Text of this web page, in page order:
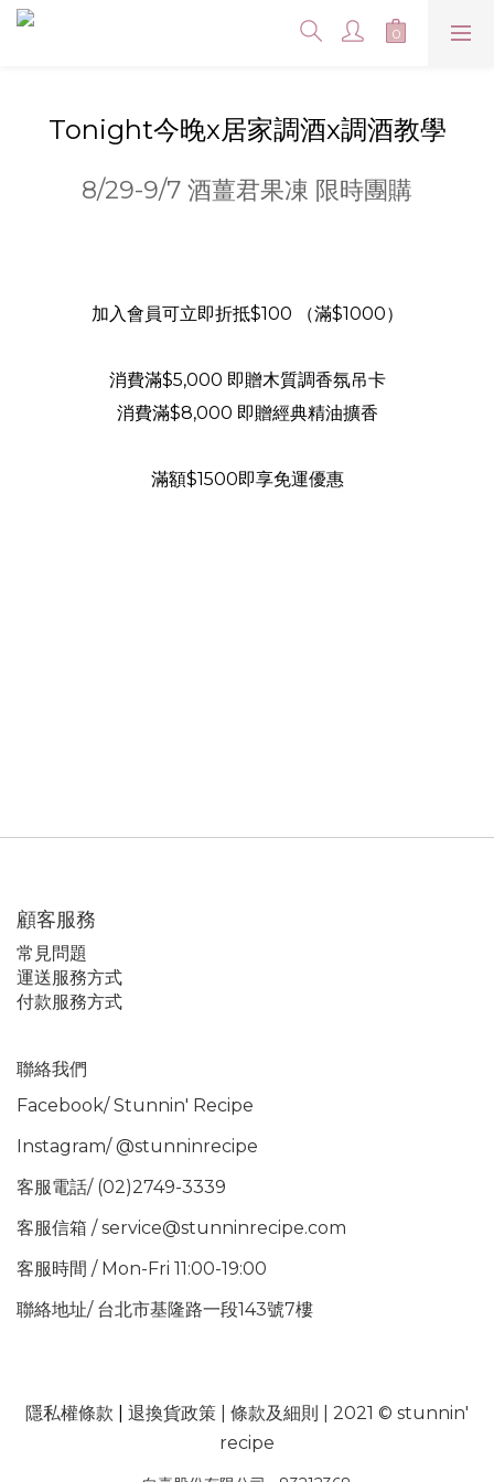
Tonight今晚x居家調酒x調酒教學
8/29-9/7 酒薑君果凍 限時團購
加入會員可立即折抵$100 （滿$1000）
消費滿$5,000 即贈木質調香氛吊卡
消費滿$8,000 即贈經典精油擴香
滿額$1500即享免運優惠
顧客服務
常見問題
運送服務方式
付款服務方式
聯絡我們
Facebook/Stunnin' Recipe
Instagram/@stunninrecipe
客服電話/ (02)2749-3339
客服信箱 / service@stunninrecipe.com
客服時間 / Mon-Fri 11:00-19:00
聯絡地址/ 台北市基隆路一段143號7樓
隱私權條款 退換貨政策 條款及細則 | 2021 © stunnin'
recipe